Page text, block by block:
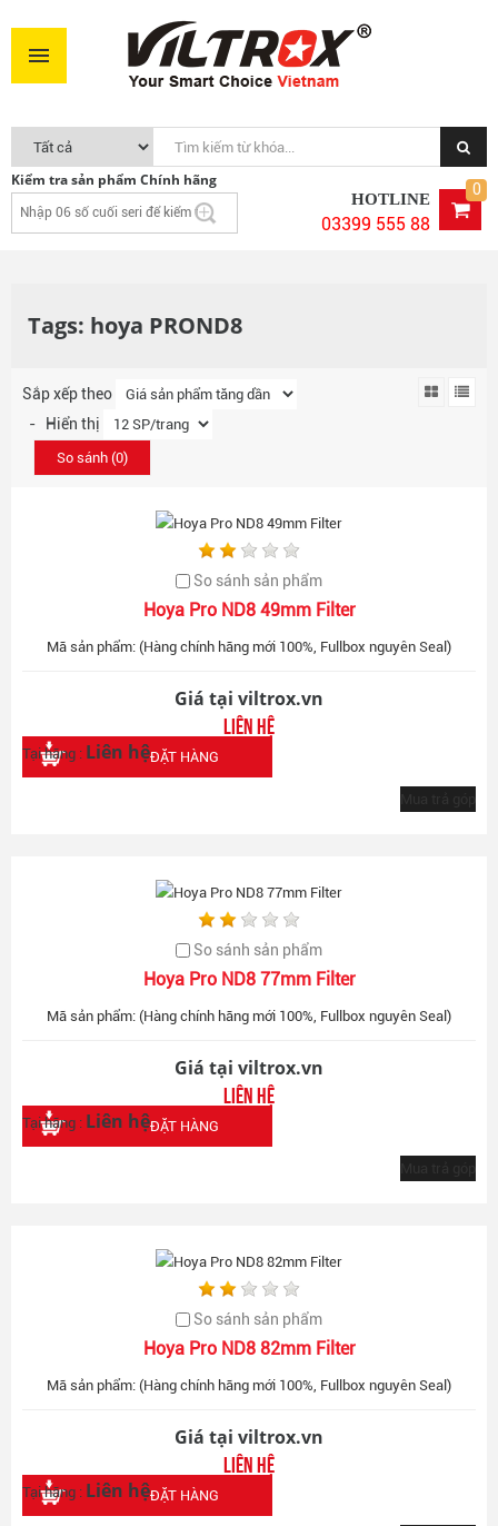
Kiểm tra sản phẩm Chính hãng
HOTLINE
03399 555 88
0
Tags: hoya PROND8
Sắp xếp theo
- Hiển thị
So sánh (0)
So sánh sản phẩm
Hoya Pro ND8 49mm Filter
Mã sản phẩm: (Hàng chính hãng mới 100%, Fullbox nguyên Seal)
Giá tại viltrox.vn
Liên hệ
Tại hãng : Liên hệĐẶT HÀNG
So sánh sản phẩm
Hoya Pro ND8 77mm Filter
Mã sản phẩm: (Hàng chính hãng mới 100%, Fullbox nguyên Seal)
Giá tại viltrox.vn
Liên hệ
Tại hãng : Liên hệĐẶT HÀNG
So sánh sản phẩm
Hoya Pro ND8 82mm Filter
Mã sản phẩm: (Hàng chính hãng mới 100%, Fullbox nguyên Seal)
Giá tại viltrox.vn
Liên hệ
Tại hãng : Liên hệĐẶT HÀNG